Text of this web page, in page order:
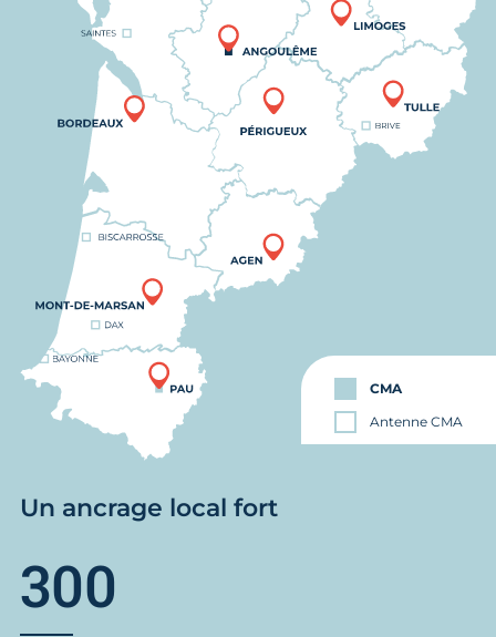
CMA
Antenne CMA
Un ancrage local fort
300